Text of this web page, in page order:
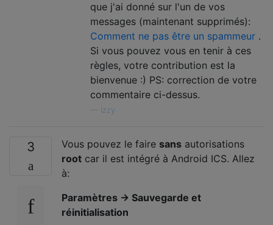
que j'ai donné sur l'un de vos
messages (maintenant supprimés):
Comment ne pas être un spammeur .
Si vous pouvez vous en tenir à ces
règles, votre contribution est la
bienvenue :) PS: correction de votre
commentaire ci-dessus.
Izzy
3 Vous pouvez le faire sans autorisations
root car il est intégré à Android ICS. Allez
à:
Paramètres -> Sauvegarde et
réinitialisation